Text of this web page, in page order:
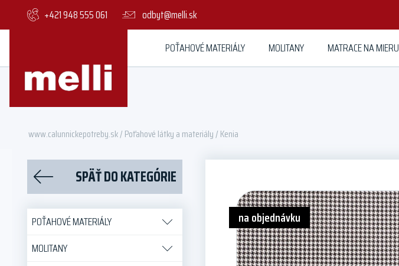
+421 948 555 061 odbyt@melli.sk
POŤAHOVÉ MATERIÁLY MOLITANY MATRACE NA MIERU
www.calunnickepotreby.sk/ Poťahové látky a materiály/ Kenia
SPÄŤ DO KATEGÓRIE
POŤAHOVÉ MATERIÁLY
MOLITANY
na objednávku